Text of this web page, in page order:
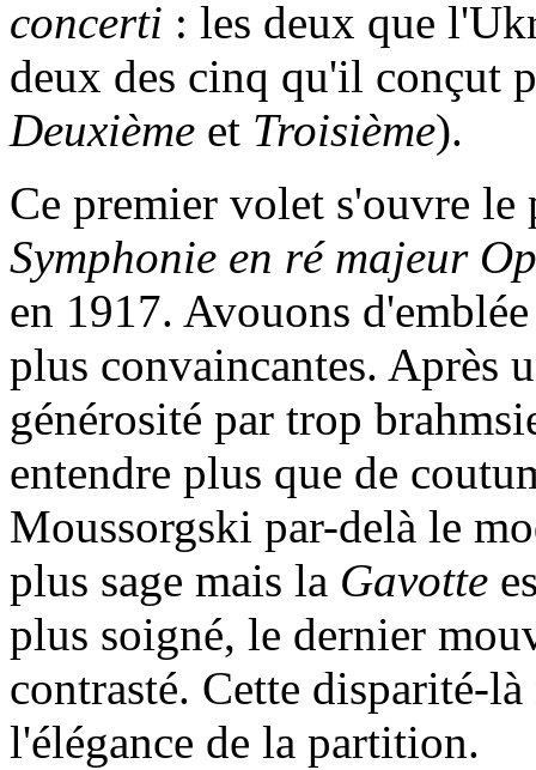
concerti : les deux que
deux des cinq qu'il conçut
Deuxième et Troisième).
Ce premier volet s'ouvre
Symphonie en ré majeur
en 1917. Avouons
plus convaincantes. Après
générosité par trop
entendre plus que de
Moussorgski par-delà le
plus sage mais la Gavotte
plus soigné, le dernier
contrasté. Cette disparité-
l'élégance de la partition.